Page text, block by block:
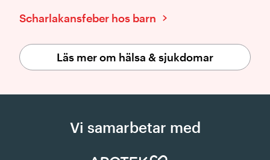
Scharlakansfeber hos barn
Läs mer om hälsa & sjukdomar
Vi samarbetar med